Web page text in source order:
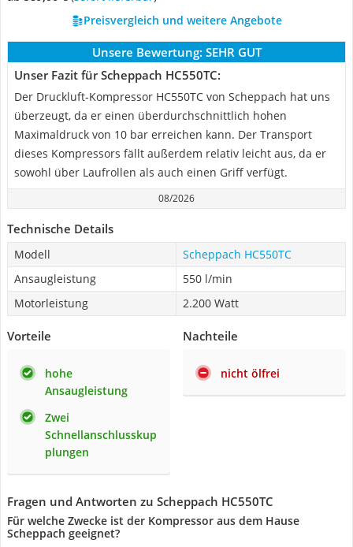
Preisvergleich und weitere Angebote
Unsere Bewertung: SEHR GUT
Unser Fazit für Scheppach HC550TC:
Der Druckluft-Kompressor HC550TC von Scheppach hat uns
überzeugt, da er einen überdurchschnittlich hohen
Maximaldruck von 10 bar erreichen kann. Der Transport
dieses Kompressors fällt außerdem relativ leicht aus, da er
sowohl über Laufrollen als auch einen Griff verfügt.
08/2026
Technische Details
Modell
Scheppach HC550TC
Ansaugleistung
550 l/min
Motorleistung
2.200 Watt
Vorteile
hohe
Ansaugleistung
Zwei
Schnellanschlusskup
plungen
Nachteile
nicht ölfrei
Fragen und Antworten zu Scheppach HC550TC
Für welche Zwecke ist der Kompressor aus dem Hause
Scheppach geeignet?